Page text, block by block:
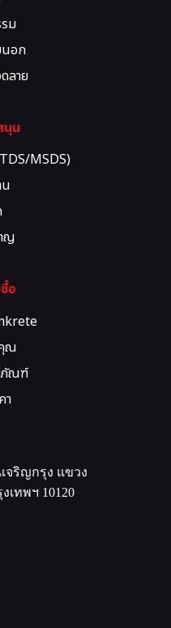
ม
นอก
ลาย
นุน
MSDS)
น
ญ
อ
ณ
ภัณฑ์
า
ทพฯ 10120